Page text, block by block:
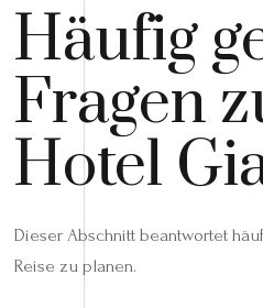
Häufig
Fragen
Hotel
Dieser Abschnitt beantwortet
Reise zu planen.